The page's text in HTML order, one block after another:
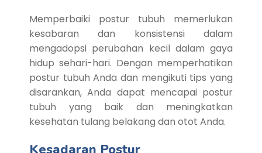
Memperbaiki postur tubuh memerlukan
kesabaran dan konsistensi dalam
mengadopsi perubahan kecil dalam gaya
hidup sehari-hari. Dengan memperhatikan
postur tubuh Anda dan mengikuti tips yang
disarankan, Anda dapat mencapai postur
tubuh yang baik dan meningkatkan
kesehatan tulang belakang dan otot Anda.
Kesadaran Postur